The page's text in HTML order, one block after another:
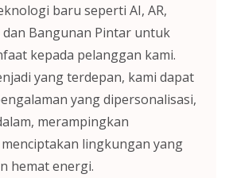
baru seperti AI, AR,
Bangunan Pintar untuk
kepada pelanggan kami.
yang terdepan, kami dapat
yang dipersonalisasi,
merampingkan
lingkungan yang
hemat energi.